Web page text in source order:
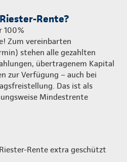
Rente?
100%
Zum vereinbarten
stehen alle gezahlten
übertragenem Kapital
zur Verfügung – auch bei
Das ist als
Mindestrente
Rente extra geschützt